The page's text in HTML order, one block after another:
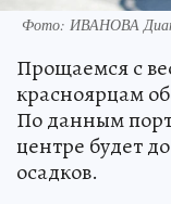
Фото: ИВАНОВА
Прощаемся с
красноярцам
По данным
центре будет
осадков.